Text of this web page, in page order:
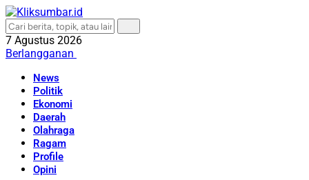
7 Agustus 2026
Berlangganan
News
Politik
Ekonomi
Daerah
Olahraga
Ragam
Profile
Opini